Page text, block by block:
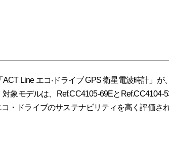
Line エコ‧ドライブ GPS 衛星電波時計」が
象モデルは、Ref.CC4105-69EとRef.CC4104-
・ドライブのサステナビリティを高く評価され